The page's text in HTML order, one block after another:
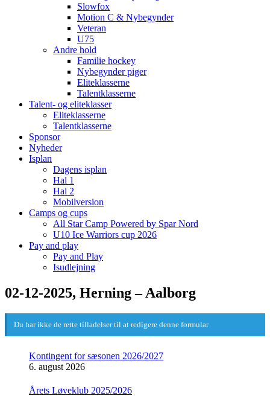
Slowfox
Motion C & Nybegynder
Veteran
U75
Andre hold
Familie hockey
Nybegynder piger
Eliteklasserne
Talentklasserne
Talent- og eliteklasser
Eliteklasserne
Talentklasserne
Sponsor
Nyheder
Isplan
Dagens isplan
Hal 1
Hal 2
Mobilversion
Camps og cups
All Star Camp Powered by Spar Nord
U10 Ice Warriors cup 2026
Pay and play
Pay and Play
Isudlejning
02-12-2025, Herning – Aalborg
Du har ikke de rette tilladelser til at redigere denne formular
Kontingent for sæsonen 2026/2027
6. august 2026
Årets Løveklub 2025/2026